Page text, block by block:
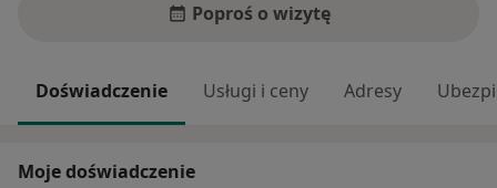
Poproś o wizytę
Doświadczenie Usługi i ceny Adresy
Moje doświadczenie